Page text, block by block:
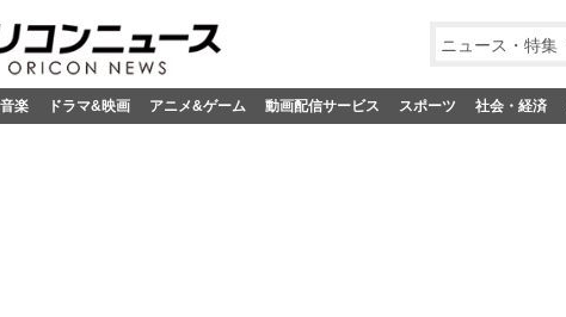
ニュース・特集
音楽 ドラマ&映画 アニメ&ゲーム 動画配信サービス スポーツ 社会・経済